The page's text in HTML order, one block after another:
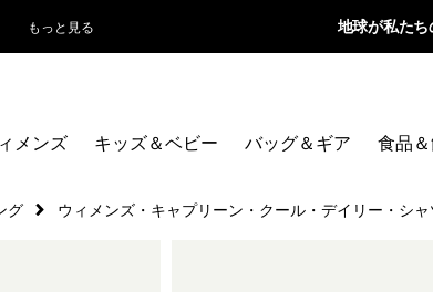
もっと見る 地球が私た
メンズ キッズ＆ベビー バッグ＆ギア 食品
グ ウィメンズ・キャプリーン・クール・デイリー・シャ